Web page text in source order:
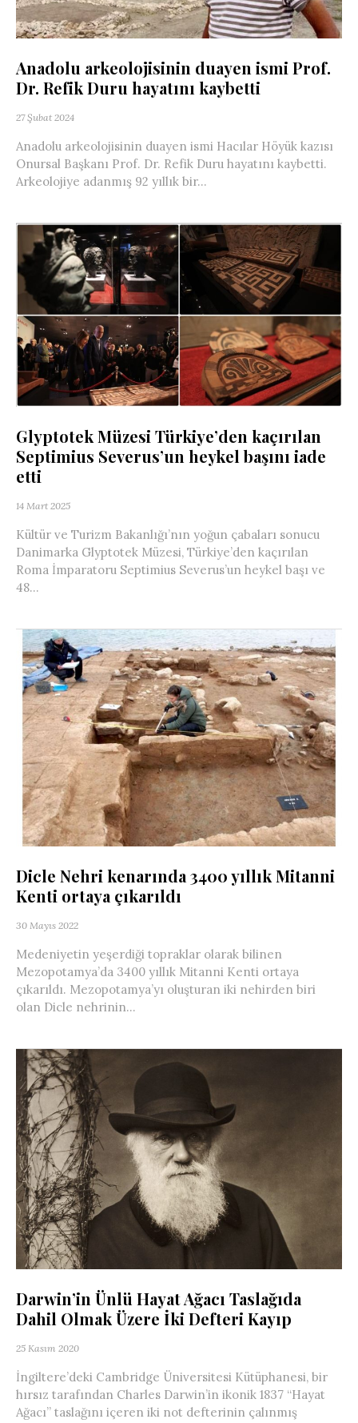
Anadolu arkeolojisinin duayen ismi Prof.
Dr. Refik Duru hayatını kaybetti
27 Şubat 2024
Anadolu arkeolojisinin duayen ismi Hacılar Höyük kazısı
Onursal Başkanı Prof. Dr. Refik Duru hayatını kaybetti.
Arkeolojiye adanmış 92 yıllık bir...
Glyptotek Müzesi Türkiye’den kaçırılan
Septimius Severus’un heykel başını iade
etti
14 Mart 2025
Kültür ve Turizm Bakanlığı’nın yoğun çabaları sonucu
Danimarka Glyptotek Müzesi, Türkiye’den kaçırılan
Roma İmparatoru Septimius Severus’un heykel başı ve
48...
Dicle Nehri kenarında 3400 yıllık Mitanni
Kenti ortaya çıkarıldı
30 Mayıs 2022
Medeniyetin yeşerdiği topraklar olarak bilinen
Mezopotamya’da 3400 yıllık Mitanni Kenti ortaya
çıkarıldı. Mezopotamya’yı oluşturan iki nehirden biri
olan Dicle nehrinin...
Darwin’in Ünlü Hayat Ağacı Taslağıda
Dahil Olmak Üzere İki Defteri Kayıp
25 Kasım 2020
İngiltere’deki Cambridge Üniversitesi Kütüphanesi, bir
hırsız tarafından Charles Darwin’in ikonik 1837 “Hayat
Ağacı” taslağını içeren iki not defterinin çalınmış